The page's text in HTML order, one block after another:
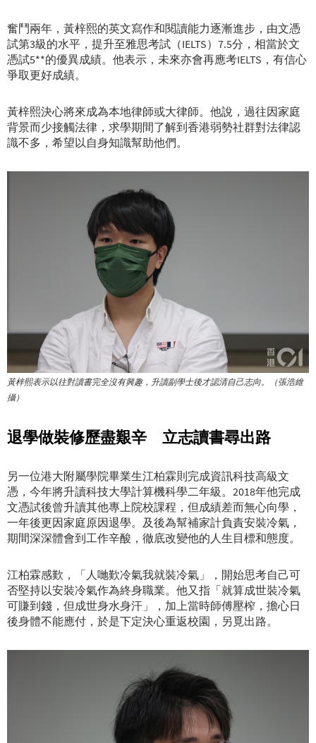
奮鬥兩年，黃梓熙的英文寫作和閱讀能力逐漸進步，由文憑
試第3級的水平，提升至雅思考試（IELTS）7.5分，相當於文
憑試5**的優異成績。他表示，未來亦會再應考IELTS，有信心
爭取更好成績。
黃梓熙決心將來成為本地律師或大律師。他說，過往因家庭
背景而少接觸法律，求學期間了解到香港弱勢社群對法律認
識不多，希望以自身知識幫助他們。
黃梓熙表示以往對讀書完全沒有興趣，升讀副學士後才認清自己志向。（張浩維
攝）
退學做裝修歷盡艱辛 立志讀書尋出路
另一位港大附屬學院畢業生江柏霖則完成資訊科技高級文
憑，今年將升讀科技大學計算機科學二年級。2018年他完成
文憑試後曾升讀其他專上院校課程，但成績差而無心向學，
一年後更因家庭原因退學。及後為幫補家計負責安裝冷氣，
期間深深體會到工作辛酸，徹底改變他的人生目標和態度。
江柏霖感歎，「人哋歎冷氣我就裝冷氣」，開始思考自己可
否堅持以安裝冷氣作為終身職業。他又指「就算成世裝冷氣
可賺到錢，但成世身水身汗」，加上當時師傅壓榨，擔心日
後身體不能應付，於是下定決心重返校園，另覓出路。